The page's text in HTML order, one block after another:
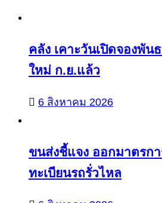
คลัง เคาะวันเปิดจองพั
ใหม่ ก.ย.แล้ว
6 สิงหาคม 2026
ขนส่งชี้แจง ออกมาตรก
ทะเบียนรถรั่วไหล